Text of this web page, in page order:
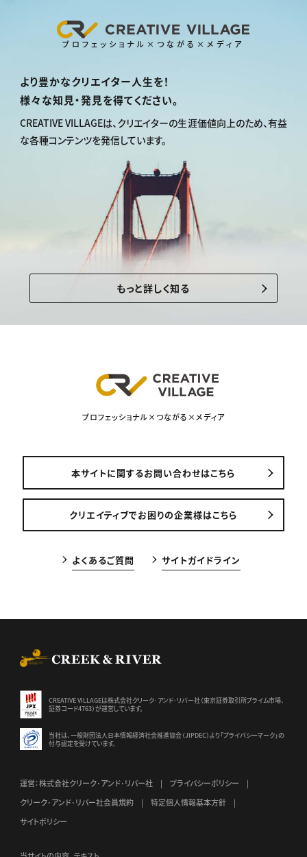
プロフェッショナル×つながる×メディア
より豊かなクリエイター人生を！
様々な知見・発見を得てください。
CREATIVE VILLAGEは、 クリエイターの生涯価値向上のため、有益
な各種コンテンツを発信しています。
もっと詳しく知る
プロフェッショナル×つながる×メディア
本サイトに関するお問い合わせはこちら
クリエイティブでお困りの企業様はこちら
よくあるご質問 サイトガイドライン
CREATIVE VILLAGEは株式会社クリーク･アンド･リバー社（東京証券取引所プライム市場、
証券コード4763）が運営しています。
当社は、一般財団法人日本情報経済社会推進協会（JIPDEC）より 「プライバシーマーク」の
付与認定を受けています。
運営：株式会社クリーク･アンド･リバー社
プライバシーポリシー
クリーク･アンド･リバー社会員規約
特定個人情報基本方針
サイトポリシー